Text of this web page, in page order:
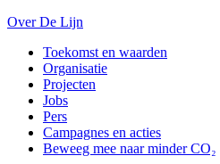
Over De Lijn
Toekomst en waarden
Organisatie
Projecten
Jobs
Pers
Campagnes en acties
Beweeg mee naar minder CO₂